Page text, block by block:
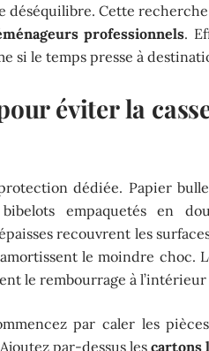
déséquilibre. Cette recherche
professionnels.
si le temps presse à
éviter la
dédiée. Papier
empaquetés en
recouvrent les
le moindre choc.
le rembourrage à l’intérieur
par caler les
par-dessus lescartons